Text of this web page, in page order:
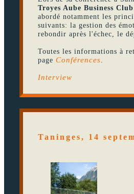
Troyes Aube Business Club
abordé notamment les
suivants: la gestion des
rebondir après l'échec, le
Toutes les informations à
pageConférences.
Interview
Taninges, 14